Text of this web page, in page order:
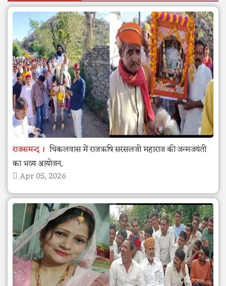
राजसमन्द
चिकलवास में राजऋषि सरसलजी महाराज की जन्मजयंती
का भव्य आयोजन,
Apr 05, 2026